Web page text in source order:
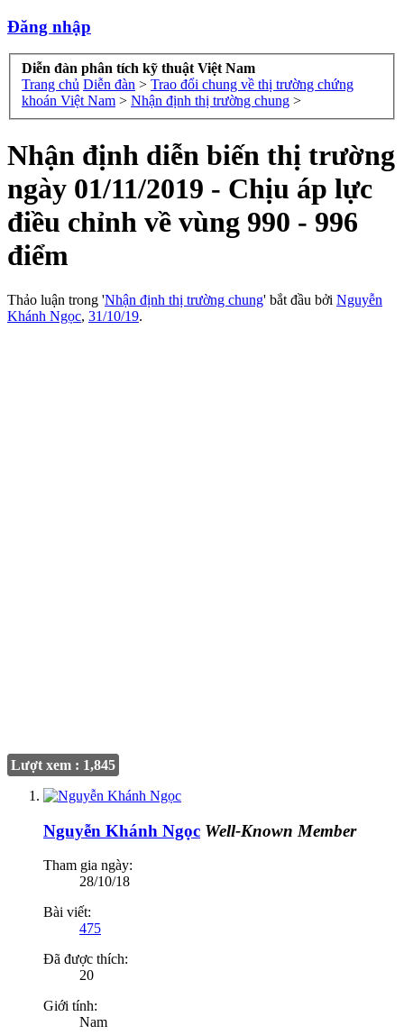
Đăng nhập
Diễn đàn phân tích kỹ thuật Việt Nam
Trang chủ Diễn đàn > Trao đổi chung về thị trường chứng
khoán Việt Nam > Nhận định thị trường chung >
Nhận định diễn biến thị trường
ngày 01/11/2019 - Chịu áp lực
điều chỉnh về vùng 990 - 996
điểm
Thảo luận trong 'Nhận định thị trường chung' bắt đầu bởi Nguyễn
Khánh Ngọc, 31/10/19.
Lượt xem : 1,845
Nguyễn Khánh Ngọc Well-Known Member
Tham gia ngày:
28/10/18
Bài viết:
475
Đã được thích:
20
Giới tính:
Nam